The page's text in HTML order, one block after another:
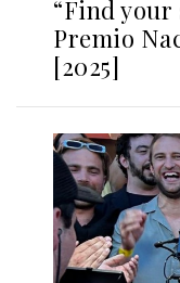
“Find your
Premio
[2025]